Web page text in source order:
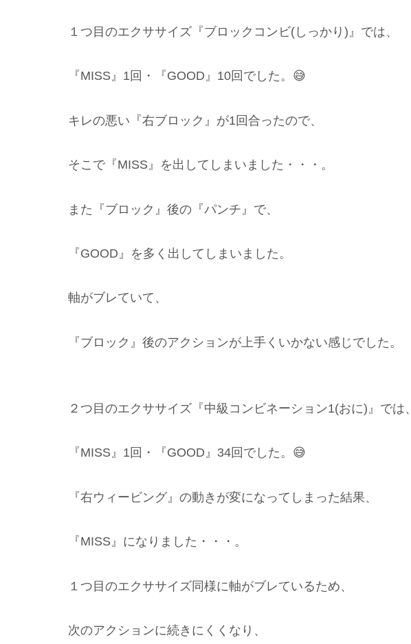
１つ目のエクササイズ『ブロックコンビ(しっかり)』では、
『MISS』1回・『GOOD』10回でした。😅
キレの悪い『右ブロック』が1回合ったので、
そこで『MISS』を出してしまいました・・・。
また『ブロック』後の『パンチ』で、
『GOOD』を多く出してしまいました。
軸がブレていて、
『ブロック』後のアクションが上手くいかない感じでした。
２つ目のエクササイズ『中級コンビネーション1(おに)』では、
『MISS』1回・『GOOD』34回でした。😅
『右ウィービング』の動きが変になってしまった結果、
『MISS』になりました・・・。
１つ目のエクササイズ同様に軸がブレているため、
次のアクションに続きにくくなり、